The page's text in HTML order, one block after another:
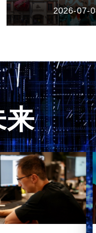
2026-07-
来